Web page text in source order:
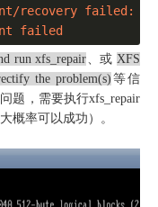
recovery failed:
failed
run xfs_repair、或XFS
the problem(s) 等信
题，需要执行xfs_repair
概率可以成功）。